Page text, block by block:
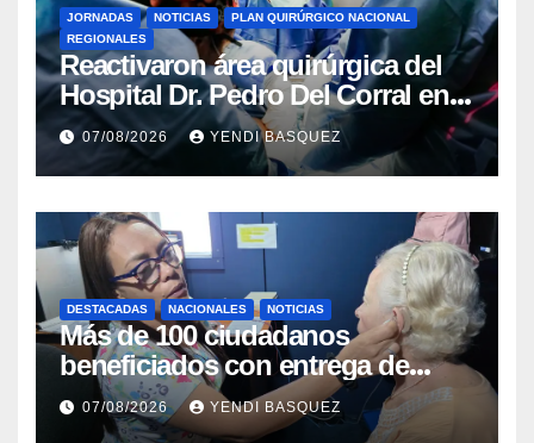
JORNADAS NOTICIAS
PLAN QUIRÚRGICO NACIONAL
REGIONALES
Reactivaron área quirúrgica del
Hospital Dr. Pedro Del Corral en
Guárico
07/08/2026 YENDI BASQUEZ
DESTACADAS NACIONALES NOTICIAS
Más de 100 ciudadanos
beneficiados con entrega de
prótesis auditivas en el Centro de
Rehabilitación J.J. Arvelo
07/08/2026 YENDI BASQUEZ